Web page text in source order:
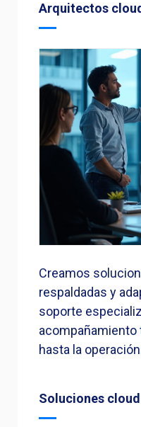
Arquitectos
Creamos
respaldadas y
soporte
hasta la
Soluciones cloud